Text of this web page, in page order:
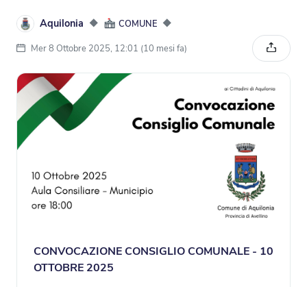
Aquilonia ◆ COMUNE ◆
Mer 8 Ottobre 2025, 12:01 (10 mesi fa)
CONVOCAZIONE CONSIGLIO COMUNALE - 10
OTTOBRE 2025